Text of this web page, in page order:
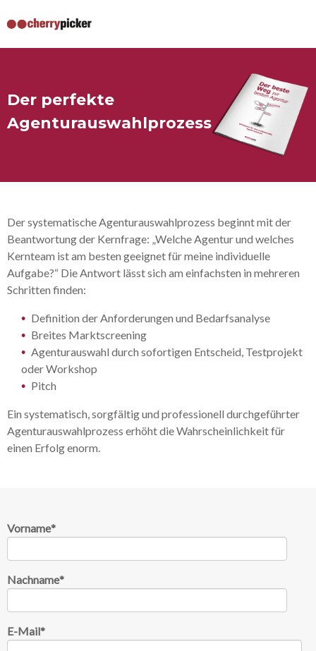
Der perfekte
Agenturauswahlprozess
Der systematische Agenturauswahlprozess beginnt mit der
Beantwortung der Kernfrage: „Welche Agentur und welches
Kernteam ist am besten geeignet für meine individuelle
Aufgabe?“ Die Antwort lässt sich am einfachsten in mehreren
Schritten finden:
Definition der Anforderungen und Bedarfsanalyse
Breites Marktscreening
Agenturauswahl durch sofortigen Entscheid, Testprojekt
oder Workshop
Pitch
Ein systematisch, sorgfältig und professionell durchgeführter
Agenturauswahlprozess erhöht die Wahrscheinlichkeit für
einen Erfolg enorm.
Vorname*
Nachname*
E-Mail*